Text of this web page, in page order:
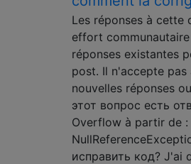
Les réponses à cette
effort
réponses existantes
post. Il n'accepte
nouvelles réponses
этот вопрос есть
Overflow à partir de :
исправить код? J'ai